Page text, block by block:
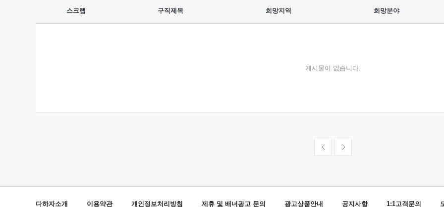
스크랩 구직제목 희망지역 희망분야
게시물이 없습니다.
다하자소개 이용약관 개인정보처리방침 제휴 및 배너광고 문의 광고상품안내 공지사항 1:1고객문의